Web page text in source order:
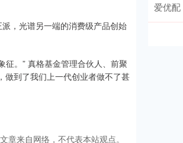
，光谱另一端的消费级产品创始
。” 真格基金管理合伙人、前聚
做到了我们上一代创业者做不了甚
章来自网络，不代表本站观点。
爱优